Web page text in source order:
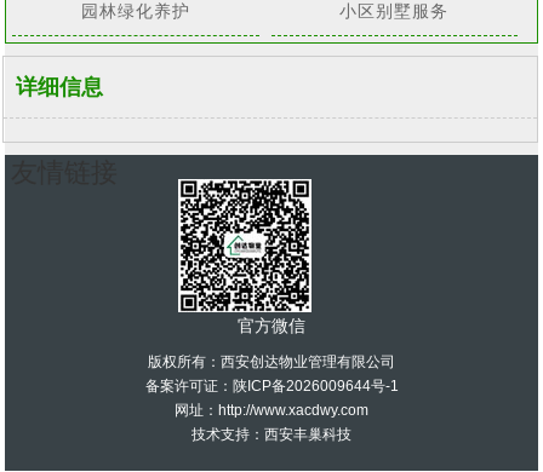
园林绿化养护 小区别墅服务
详细信息
官方微信
版权所有：西安创达物业管理有限公司
备案许可证： 陕ICP备2026009644号-1
网址：http://www.xacdwy.com
技术支持： 西安丰巢科技